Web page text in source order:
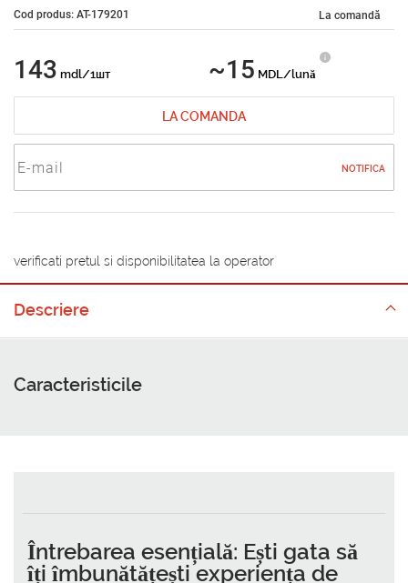
Cod produs: AT-179201 La comandă
143 mdl/1шт ~15 MDL/lună
LA COMANDA
NOTIFICA
verificati pretul si disponibilitatea la operator
Descriere
Caracteristicile
Întrebarea esențială: Ești gata să
îți îmbunătățești experiența de